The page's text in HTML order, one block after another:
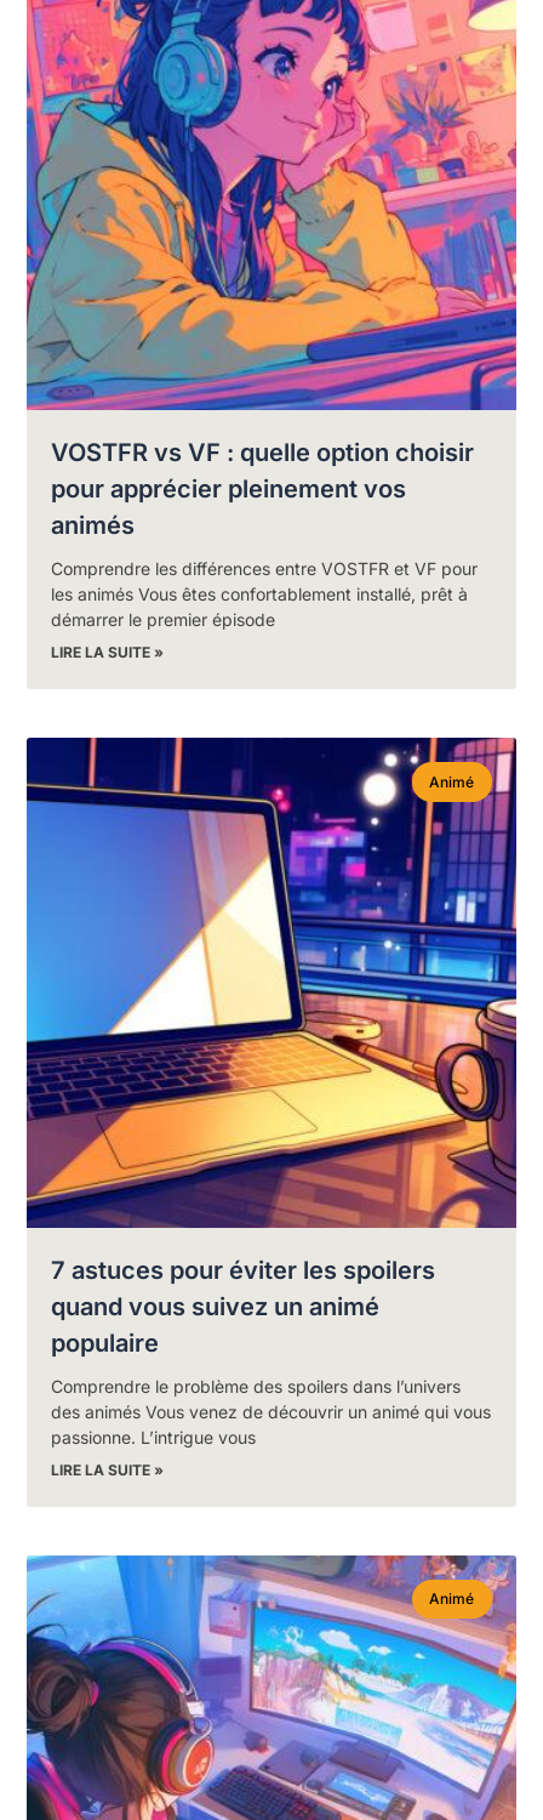
VOSTFR vs VF : quelle option choisir
pour apprécier pleinement vos
animés
Comprendre les différences entre VOSTFR et VF pour
les animés Vous êtes confortablement installé, prêt à
démarrer le premier épisode
LIRE LA SUITE »
Animé
7 astuces pour éviter les spoilers
quand vous suivez un animé
populaire
Comprendre le problème des spoilers dans l’univers
des animés Vous venez de découvrir un animé qui vous
passionne. L’intrigue vous
LIRE LA SUITE »
Animé